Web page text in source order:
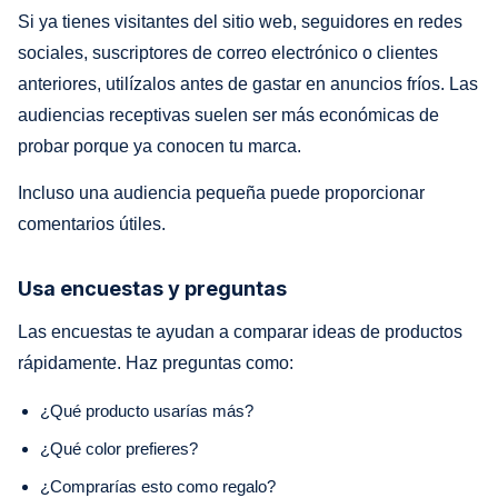
Si ya tienes visitantes del sitio web, seguidores en redes
sociales, suscriptores de correo electrónico o clientes
anteriores, utilízalos antes de gastar en anuncios fríos. Las
audiencias receptivas suelen ser más económicas de
probar porque ya conocen tu marca.
Incluso una audiencia pequeña puede proporcionar
comentarios útiles.
Usa encuestas y preguntas
Las encuestas te ayudan a comparar ideas de productos
rápidamente. Haz preguntas como:
¿Qué producto usarías más?
¿Qué color prefieres?
¿Comprarías esto como regalo?